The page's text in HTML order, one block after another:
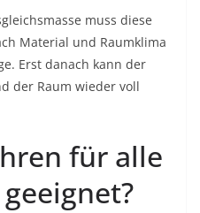
muss diese
Material und Raumklima
Erst danach kann der
der Raum wieder voll
für alle